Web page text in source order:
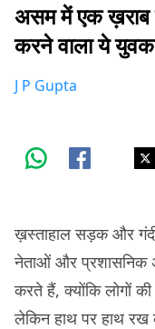
असम में एक ख़राब
करने वाला ये
J P Gupta
ख़स्ताहाल सड़क और
नेताओं और प्रशासनिक
करते हैं, क्योंकि लोगों
लेकिन हाथ पर हाथ